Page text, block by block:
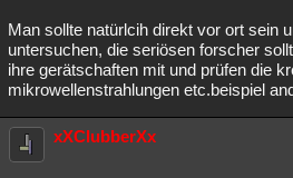
Man sollte natürlcih direkt vor ort sein
untersuchen, die seriösen forscher
ihre gerätschaften mit und prüfen die
mikrowellenstrahlungen etc.beispiel
xXClubberXx